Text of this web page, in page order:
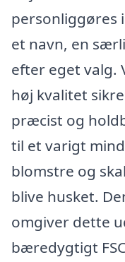
personliggøres
et navn, en
efter eget valg.
høj kvalitet
præcist og
til et varigt
blomstre og
blive husket.
omgiver dette
bæredygtigt